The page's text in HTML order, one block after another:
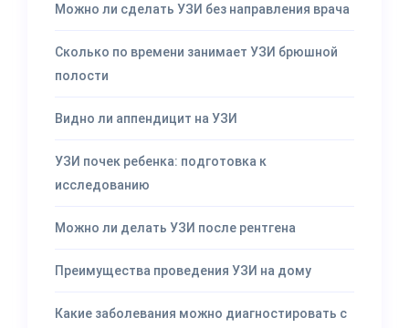
Можно ли сделать УЗИ без направления врача
Сколько по времени занимает УЗИ брюшной
полости
Видно ли аппендицит на УЗИ
УЗИ почек ребенка: подготовка к
исследованию
Можно ли делать УЗИ после рентгена
Преимущества проведения УЗИ на дому
Какие заболевания можно диагностировать с